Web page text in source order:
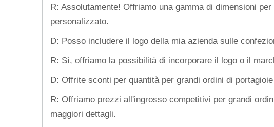
R: Assolutamente! Offriamo una gamma di dimensioni
personalizzato.
D: Posso includere il logo della mia azienda sulle
R: Sì, offriamo la possibilità di incorporare il logo o il
D: Offrite sconti per quantità per grandi ordini di
R: Offriamo prezzi all'ingrosso competitivi per grandi
maggiori dettagli.